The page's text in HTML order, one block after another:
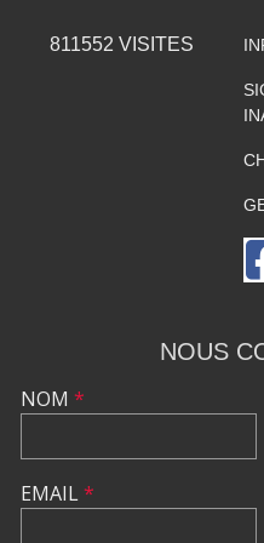
811552 VISITES
NOUS
NOM *
EMAIL*